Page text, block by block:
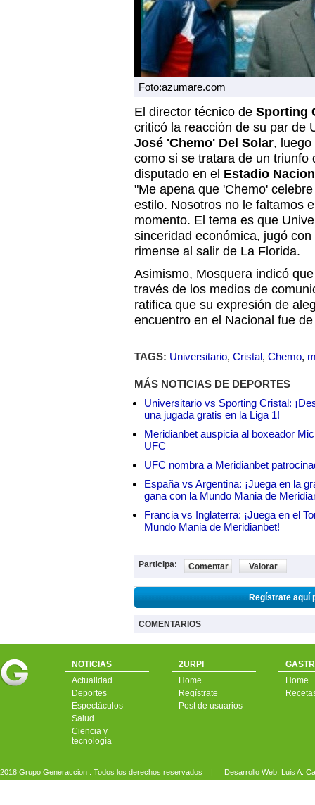
Foto:azumare.com
El director técnico de Sporting
criticó la reacción de su par de
José 'Chemo' Del Solar,
como si se tratara de un triunfo
disputado en el Estadio
"Me apena que 'Chemo'
estilo. Nosotros no le faltamos
momento. El tema es que
sinceridad económica, jugó
rimense al salir de La Florida.
Asimismo, Mosquera indicó
través de los medios de
ratifica que su expresión de
encuentro en el Nacional fue
TAGS: Universitario, Cristal, Chemo,
MÁS NOTICIAS DE DEPORTES
Universitario vs Sporting Cristal:
una jugada gratis en la Liga 1!
Meridianbet auspicia al boxeador
UFC
UFC nombra a Meridianbet
España vs Argentina: ¡Juega en la
gana con la Mundo Mania de
Francia vs Inglaterra: ¡Juega en el
Mundo Mania de Meridianbet!
Participa: Comentar Valorar
Regístrate aquí
COMENTARIOS
NOTICIAS
Actualidad
Deportes
Espectáculos
Salud
Ciencia y
tecnología
2URPI
Home
Regístrate
Post de usuarios
Home
2018 Grupo Generaccion . Todos los derechos reservados | Desarrollo Web: Luis